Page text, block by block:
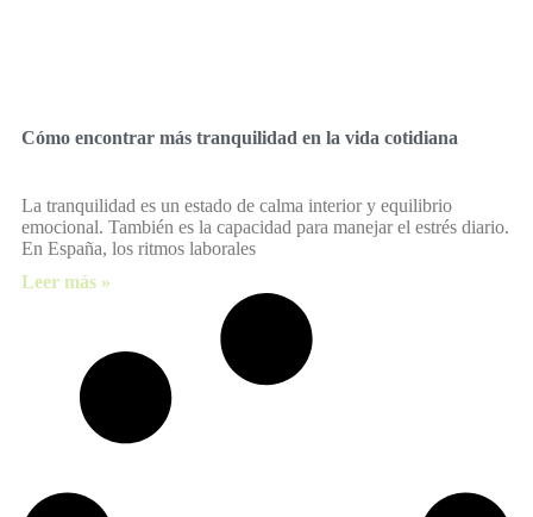
Cómo encontrar más tranquilidad en la vida cotidiana
La tranquilidad es un estado de calma interior y equilibrio
emocional. También es la capacidad para manejar el estrés diario.
En España, los ritmos laborales
Leer más »